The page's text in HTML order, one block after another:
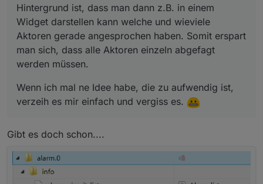
Hintergrund ist, dass man dann z.B. in einem
Widget darstellen kann welche und wieviele
Aktoren gerade angesprochen haben. Somit erspart
man sich, dass alle Aktoren einzeln abgefagt
werden müssen.
Wenn ich mal ne Idee habe, die zu aufwendig ist,
verzeih es mir einfach und vergiss es.
Gibt es doch schon....